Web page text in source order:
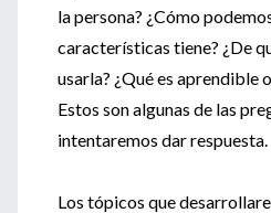
la persona? ¿Cómo
características tiene? ¿De
usarla? ¿Qué es aprendible
Estos son algunas de las
intentaremos dar respuesta.
Los tópicos que